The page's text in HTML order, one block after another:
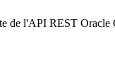
de l'API REST